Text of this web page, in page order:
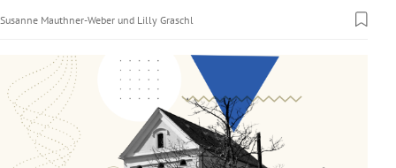
Susanne Mauthner-Weber und Lilly Graschl